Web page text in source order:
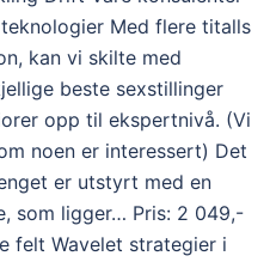
Med flere titalls
kan vi skilte med
beste sexstillinger
opp til ekspertnivå. (Vi
noen er interessert) Det
er utstyrt med en
som ligger… Pris: 2 049,-
felt Wavelet strategier i